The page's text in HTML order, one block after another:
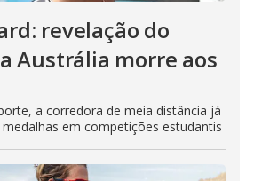
revelação do
Austrália morre aos
a corredora de meia distância já
em competições estudantis